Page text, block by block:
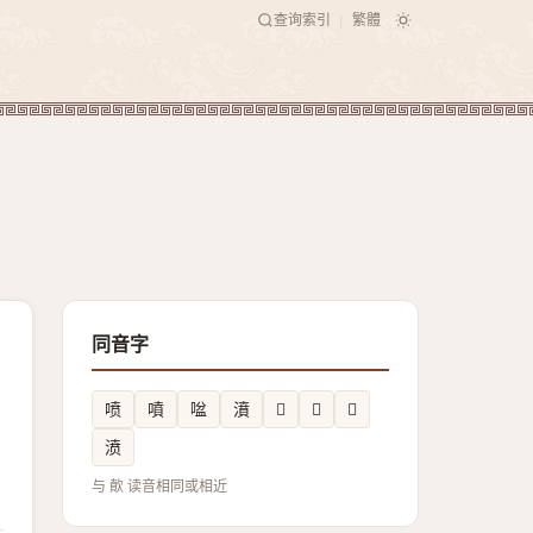
查询索引 繁體
同音字
喷 噴 㖹 濆 𫣶 𰹁
𠽾
𣸣
与 歕 读音相同或相近